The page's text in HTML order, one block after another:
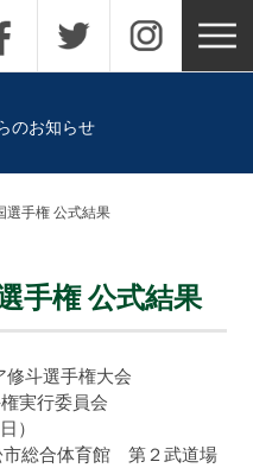
のお知らせ
選手権 公式結果
手権 公式結果
修斗選手権大会
実行委員会
）
市総合体育館 第２武道場